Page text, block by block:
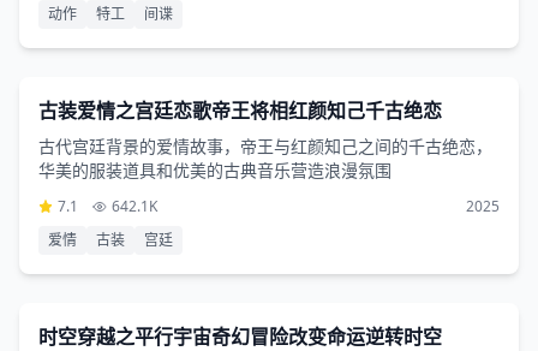
动作
特工 间谍
2小时40分钟
爱情片
古装爱情之宫廷恋歌帝王将相红颜知己千古绝恋
古代宫廷背景的爱情故事，帝王与红颜知己之间的千古绝恋，
华美的服装道具和优美的古典音乐营造浪漫氛围
7.1 642.1K
2025
爱情
古装 宫廷
3小时37分钟
科幻片
时空穿越之平行宇宙奇幻冒险改变命运逆转时空